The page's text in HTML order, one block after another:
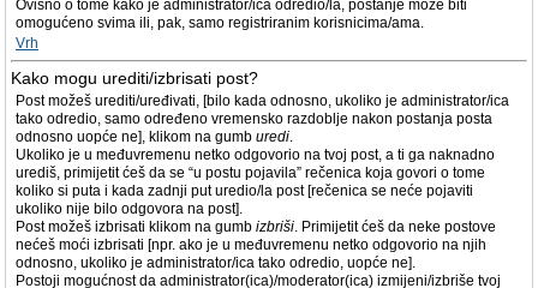
Ovisno o tome kako je administrator/ica odredio/la, postanje može biti
omogućeno svima ili, pak, samo registriranim korisnicima/ama.
Vrh
Kako mogu urediti/izbrisati post?
Post možeš urediti/uređivati, [bilo kada odnosno, ukoliko je administrator/ica
tako odredio, samo određeno vremensko razdoblje nakon postanja posta
odnosno uopće ne], klikom na gumb uredi.
Ukoliko je u međuvremenu netko odgovorio na tvoj post, a ti ga naknadno
urediš, primijetit ćeš da se “u postu pojavila” rečenica koja govori o tome
koliko si puta i kada zadnji put uredio/la post [rečenica se neće pojaviti
ukoliko nije bilo odgovora na post].
Post možeš izbrisati klikom na gumb izbriši. Primijetit ćeš da neke postove
nećeš moći izbrisati [npr. ako je u međuvremenu netko odgovorio na njih
odnosno, ukoliko je administrator/ica tako odredio, uopće ne].
Postoji mogućnost da administrator(ica)/moderator(ica) izmijeni/izbriše tvoj